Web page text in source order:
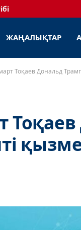
ЖАҢАЛЫҚТАР
Тоқаев Дональд